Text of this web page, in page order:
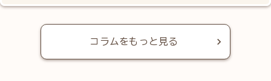
コラムをもっと見る